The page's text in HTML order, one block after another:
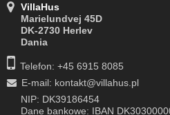
VillaHus
Marielundvej 45D
DK-2730 Herlev
Dania
Telefon: +45 6915 8085
E-mail: kontakt@villahus.pl
NIP: DK39186454
Dane bankowe: IBAN